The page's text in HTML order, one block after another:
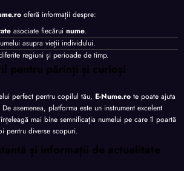
oferă informații despre:
asociate fiecărui nume.
asupra vieții individului.
regiuni și perioade de timp.
pentru părinți și curioși
perfect pentru copilul tău, E-Nume.ro te poate ajuta
asemenea, platforma este un instrument excelent
mai bine semnificația numelui pe care îl poartă
pentru diverse scopuri.
și informații de actualitate